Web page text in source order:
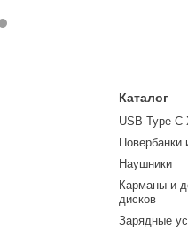
Каталог
USB Type-
Повербанки
Наушники
Карманы и
дисков
Зарядные